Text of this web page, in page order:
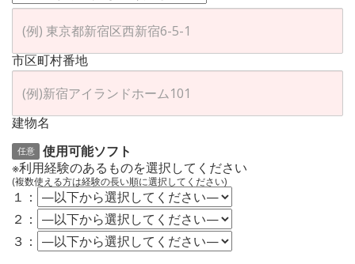
市区町村番地
建物名
任意
使用可能ソフト
※利用経験のあるものを選択してください
(複数使える方は経験の長い順に選択してください)
１：
２：
３：